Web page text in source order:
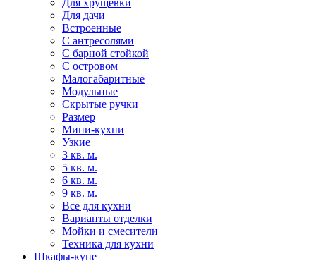
Для хрущевки
Для дачи
Встроенные
С антресолями
С барной стойкой
С островом
Малогабаритные
Модульные
Скрытые ручки
Размер
Мини-кухни
Узкие
3 кв. м.
5 кв. м.
6 кв. м.
9 кв. м.
Все для кухни
Варианты отделки
Мойки и смесители
Техника для кухни
Шкафы-купе